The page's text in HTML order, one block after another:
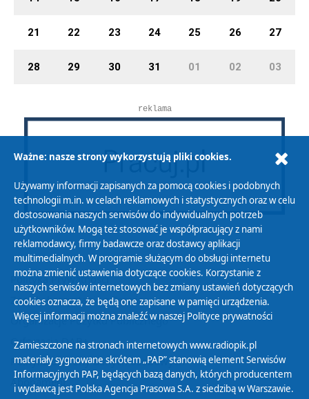
21 22 23 24 25 26 27
28 29 30 31 01 02 03
reklama
Polityka Prywatności
Zasady korzystania z Serwisu
Organizacje Pożytku Publicznego
Cyfryzacja DAB+
Polityka ochrony danych osobowych
Abonament
Ważne: nasze strony wykorzystują pliki cookies.
Używamy informacji zapisanych za pomocą cookies i podobnych
technologii m.in. w celach reklamowych i statystycznych oraz w celu
dostosowania naszych serwisów do indywidualnych potrzeb
użytkowników. Mogą też stosować je współpracujący z nami
reklamodawcy, firmy badawcze oraz dostawcy aplikacji
multimedialnych. W programie służącym do obsługi internetu
można zmienić ustawienia dotyczące cookies. Korzystanie z
naszych serwisów internetowych bez zmiany ustawień dotyczących
cookies oznacza, że będą one zapisane w pamięci urządzenia.
Więcej informacji można znaleźć w naszej Polityce prywatności
Zamieszczone na stronach internetowych www.radiopik.pl
materiały sygnowane skrótem „PAP” stanowią element Serwisów
Informacyjnych PAP, będących bazą danych, których producentem
i wydawcą jest Polska Agencja Prasowa S.A. z siedzibą w Warszawie.